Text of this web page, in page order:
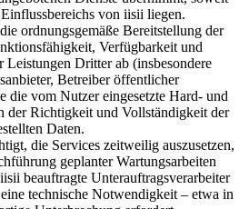
von iisii liegen.
ordnungsgemäße Bereitstellung der
Verfügbarkeit und
Leistungen Dritter ab (insbesondere
Betreiber öffentlicher
die vom Nutzer eingesetzte Hard- und
der Richtigkeit und Vollständigkeit der
Daten.
die Services zeitweilig auszusetzen,
geplanter Wartungsarbeiten
beauftragte Unterauftragsverarbeiter
technische Notwendigkeit – etwa in